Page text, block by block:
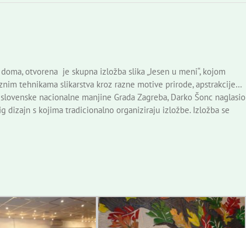
otvorena je skupna izložba slika „Jesen u meni“, kojom
tehnikama slikarstva kroz razne motive prirode, apstrakcije…
nacionalne manjine Grada Zagreba, Darko Šonc naglasio
dizajn s kojima tradicionalno organiziraju izložbe. Izložba se